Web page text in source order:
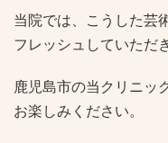
当院では、こうした芸
フレッシュしていただ
鹿児島市の当クリニッ
お楽しみください。